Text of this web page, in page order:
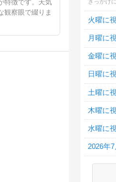
特徴です。天気
観察眼で綴りま